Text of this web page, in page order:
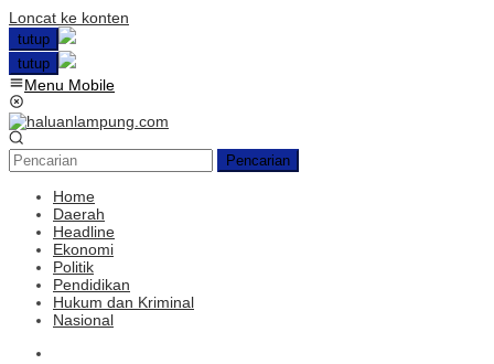
Loncat ke konten
tutup
tutup
Menu Mobile
Pencarian
Home
Daerah
Headline
Ekonomi
Politik
Pendidikan
Hukum dan Kriminal
Nasional